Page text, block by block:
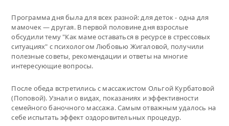
Программа дня была для всех разной: для деток - одна для
мамочек — другая. В первой половине дня взрослые
обсудили тему "Как маме оставаться в ресурсе в стрессовых
ситуациях" с психологом Любовью Жигаловой, получили
полезные советы, рекомендации и ответы на многие
интересующие вопросы.
После обеда встретились с массажистом Ольгой Курбатовой
(Поповой). Узнали о видах, показаниях и эффективности
семейного баночного массажа. Самым отважным удалось на
себе испытать эффект оздоровительных процедур.